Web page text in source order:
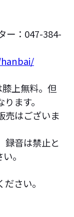
ー：047-384-
上無料。但
ます。
売はございま
録音は禁止と
。
さい。